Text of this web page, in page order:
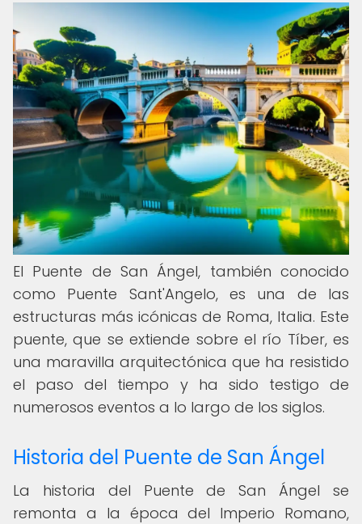
El Puente de San Ángel, también conocido
como Puente Sant'Angelo, es una de las
estructuras más icónicas de Roma, Italia. Este
puente, que se extiende sobre el río Tíber, es
una maravilla arquitectónica que ha resistido
el paso del tiempo y ha sido testigo de
numerosos eventos a lo largo de los siglos.
Historia del Puente de San Ángel
La historia del Puente de San Ángel se
remonta a la época del Imperio Romano,